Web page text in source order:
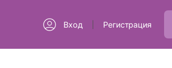
Вход Регистрация